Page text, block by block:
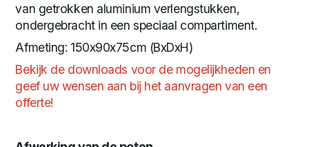
van getrokken aluminium verlengstukken,
ondergebracht in een speciaal compartiment.
Afmeting: 150x90x75cm (BxDxH)
Bekijk de downloads voor de mogelijkheden en
geef uw wensen aan bij het aanvragen van een
offerte!